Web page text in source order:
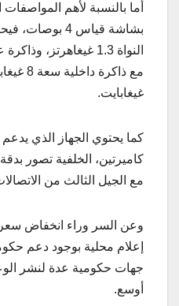
أما بالنسبة لأهم المواصفات
بشاشة قياس 4
غيغابايت.
كما يحتوي الجهاز الذي
مع الجيل الثالث من
وعن السر وراء انخفاض
إعلام محلية بوجود دعم
جهات حكومية عدة لنشر
أوسع.